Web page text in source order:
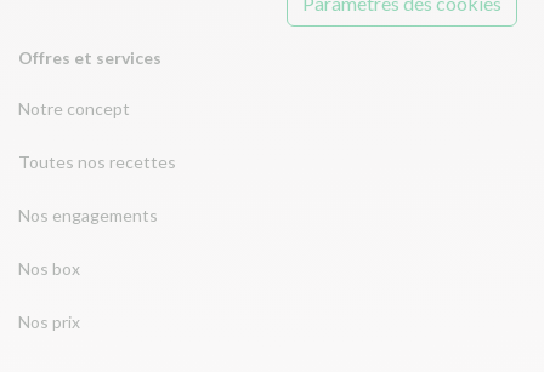
Offres et services
Notre concept
Toutes nos recettes
Nos engagements
Nos box
Nos prix